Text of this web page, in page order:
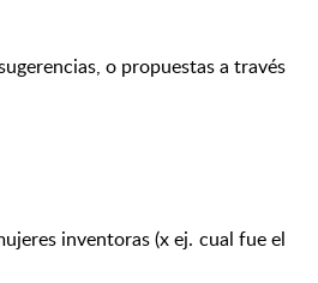
o propuestas a través
inventoras (x ej. cual fue el